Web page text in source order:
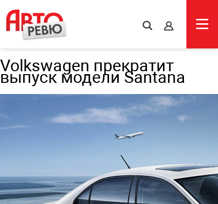
s
Volkswagen прекратит
выпуск модели Santana